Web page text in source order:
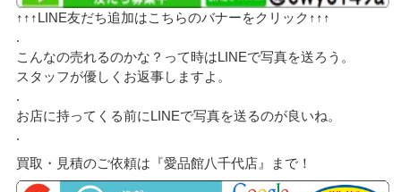
↑↑↑LINE友だち追加はこちらのバナーをクリック↑↑↑
.
こんなの売れるのかな？って時はLINEで写真を送ろう。
スタッフが優しくお返事しますよ。
.
お店に持ってくる前にLINEで写真を送るのが良いね。
.
買取・見積のご依頼は『愛品館八千代店』まで！